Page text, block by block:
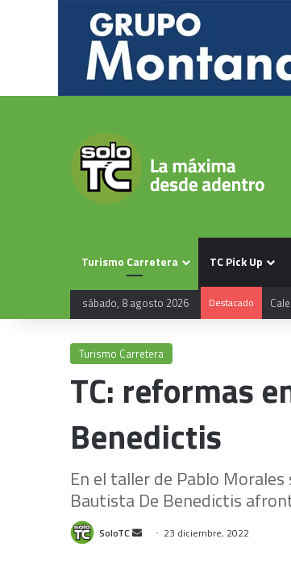
Turismo Carretera TC Pick Up
sábado, 8 agosto 2026 Destacado
Turismo Carretera
TC: reformas
Benedictis
En el taller de Pablo Morales
Bautista De Benedictis
SoloTC
Send 23 diciembre, 2022